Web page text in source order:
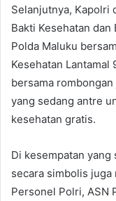
Selanjutnya, Kapolri
Bakti Kesehatan
Polda Maluku
Kesehatan Lantamal
bersama
yang sedang antre
kesehatan gratis.
Di kesempatan yang
secara simbolis juga
Personel Polri, ASN